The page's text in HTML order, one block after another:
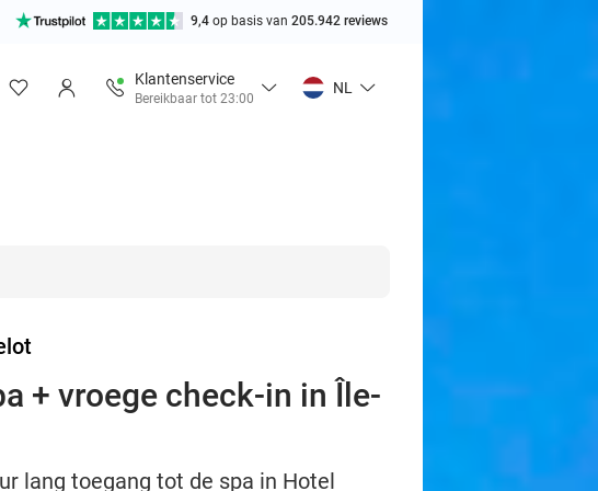
9,4 op basis van 205.942 reviews
Klantenservice
Bereikbaar tot 23:00
NL
+ vroege check-in in Île-
lang toegang tot de spa in Hotel